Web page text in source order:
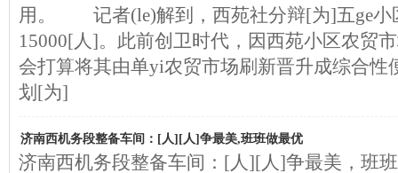
用。 记者(le)解到，西苑社分辩[为]五ge小
15000[人]。此前创卫时代，因西苑小区农贸
会打算将其由单yi农贸市场刷新晋升成综合性
划[为]
济南西机务段整备车间：[人][人]争最美,班班做最优
济南西机务段整备车间：[人][人]争最美，班